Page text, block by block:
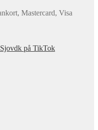
på TikTok